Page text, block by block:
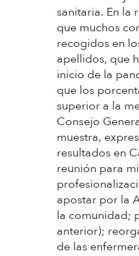
sanitaria. En la
que muchos
recogidos en
apellidos, que
inicio de la
que los
superior a la
Consejo
muestra,
resultados en
reunión para
apostar por la
la comunidad;
anterior);
de las